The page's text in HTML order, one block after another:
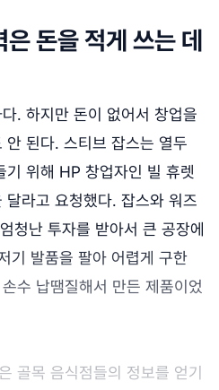
돈을 적게 쓰는 데
. 하지만 돈이 없어서 창업을
된다. 스티브 잡스는 열두
위해 HP 창업자인 빌 휴렛
라고 요청했다. 잡스와 워즈
청난 투자를 받아서 큰 공장에
기 발품을 팔아 어렵게 구한
수 납땜질해서 만든 제품이었
골목 음식점들의 정보를 얻기